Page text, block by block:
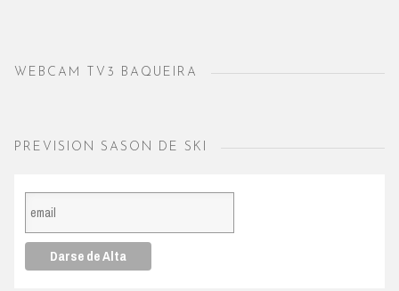
WEBCAM TV3 BAQUEIRA
PREVISION SASON DE SKI